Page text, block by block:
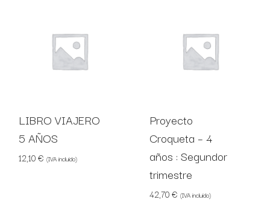
LIBRO VIAJERO
5 AÑOS
12,10€ (IVA incluido)
Proyecto
Croqueta – 4
años : Segundor
trimestre
42,70€ (IVA incluido)